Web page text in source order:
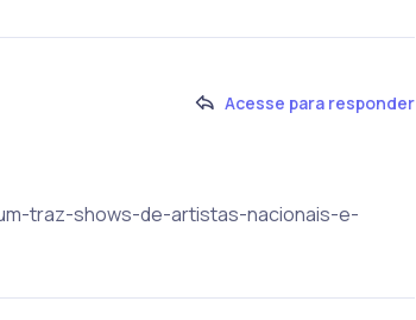
Acesse para responder
traz-shows-de-artistas-nacionais-e-